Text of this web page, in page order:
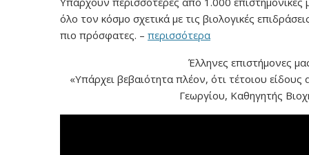
όλο τον κόσμο σχετικά με τις βιολογικές
πιο πρόσφατες. – περισσότερα
Έλληνες επιστήμονες
«Υπάρχει βεβαιότητα πλέον, ότι τέτοιου
Γεωργίου, Καθηγητής